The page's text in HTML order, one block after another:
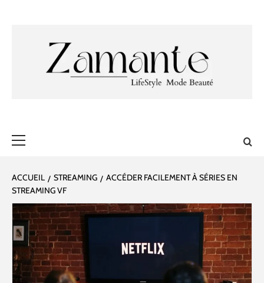
ACCUEIL STREAMING
ACCÉDER FACILEMENT À SÉRIES EN
STREAMING VF